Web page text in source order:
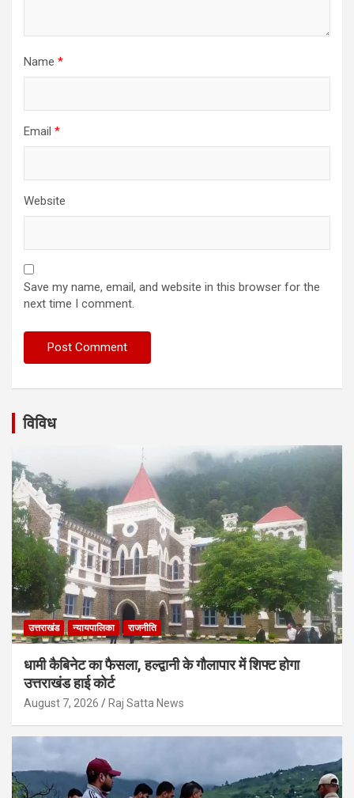
Name *
Email *
Website
Save my name, email, and website in this browser for the
next time I comment.
विविध
उत्तराखंड न्यायपालिका राजनीति
धामी कैबिनेट का फैसला, हल्द्वानी के गौलापार में शिफ्ट होगा
उत्तराखंड हाई कोर्ट
August 7, 2026 Raj Satta News